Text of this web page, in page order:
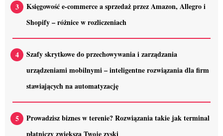
Księgowość e-commerce a sprzedaż przez Amazon, Allegro i
Shopify – różnice w rozliczeniach
Szafy skrytkowe do przechowywania i zarządzania
urządzeniami mobilnymi – inteligentne rozwiązania dla firm
stawiających na automatyzację
Prowadzisz biznes w terenie? Rozwiązania takie jak terminal
płatniczy zwiększą Twoje zyski